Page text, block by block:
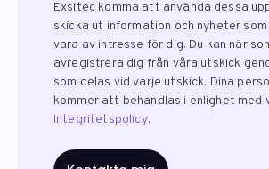
Exsitec komma att använda dessa
skicka ut information och nyheter
vara av intresse för dig. Du kan när
avregistrera dig från våra utskick
som delas vid varje utskick. Dina
kommer att behandlas i enlighet med
Integritetspolicy.